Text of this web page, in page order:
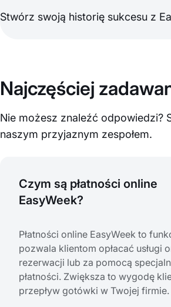
Stwórz swoją historię sukcesu z
Najczęściej
Nie możesz znaleźć odpowiedzi?
naszym przyjaznym zespołem.
Czym są płatności online
EasyWeek?
Płatności online EasyWeek to
pozwala klientom opłacać usługi
rezerwacji lub za pomocą
płatności. Zwiększa to wygodę
przepływ gotówki w Twojej firmie.